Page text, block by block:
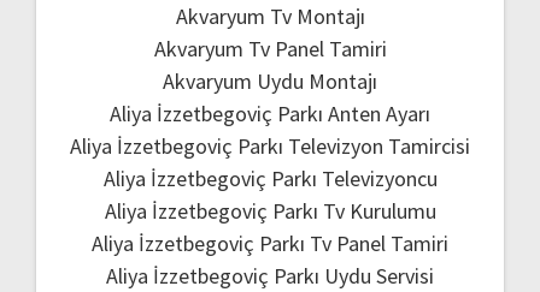
Akvaryum Tv Montajı
Akvaryum Tv Panel Tamiri
Akvaryum Uydu Montajı
Aliya İzzetbegoviç Parkı Anten Ayarı
Aliya İzzetbegoviç Parkı Televizyon Tamircisi
Aliya İzzetbegoviç Parkı Televizyoncu
Aliya İzzetbegoviç Parkı Tv Kurulumu
Aliya İzzetbegoviç Parkı Tv Panel Tamiri
Aliya İzzetbegoviç Parkı Uydu Servisi